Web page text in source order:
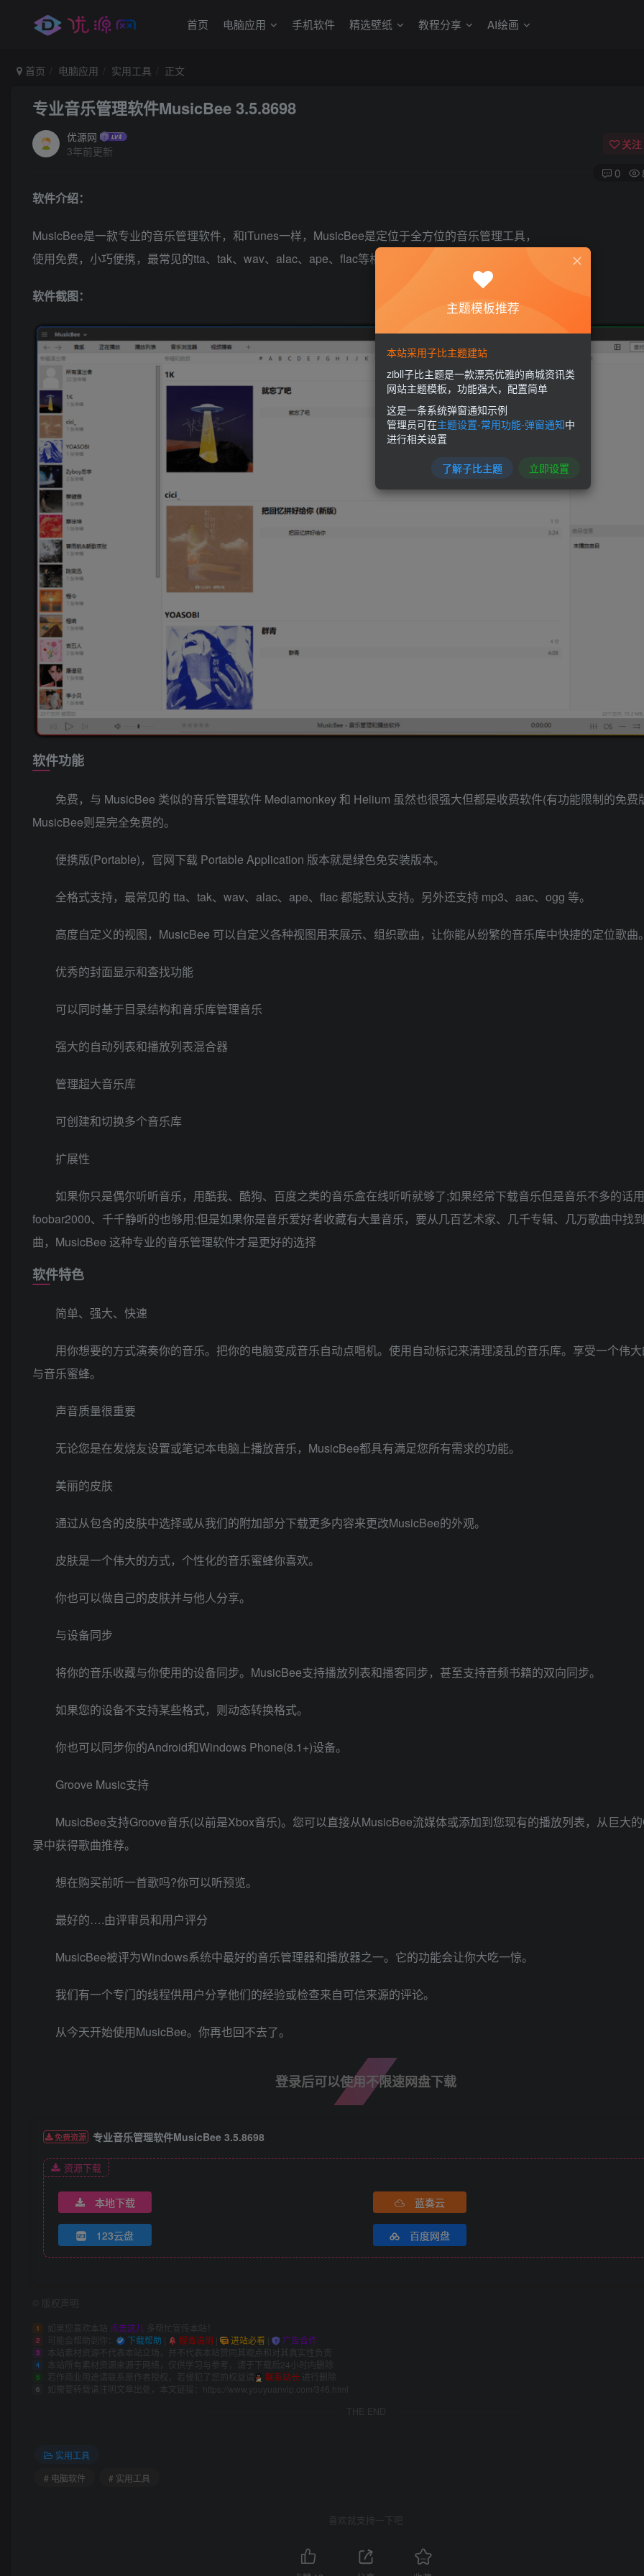
首页 电脑应用 手机软件 精选壁纸 教程分享 AI绘画
首页 电脑应用 实用工具 正文
专业音乐管理软件MusicBee 3.5.8698
优源网
3年前更新
关注
0
软件介绍：
MusicBee是一款专业的音乐管理软件，和iTunes一样，MusicBee是定位于全方位的音乐管理工具，
使用免费，小巧便携，最常见的tta、tak、wav、alac、ape、flac等格式都能默认支持。
软件截图：
软件功能
免费，与 MusicBee 类似的音乐管理软件 Mediamonkey 和 Helium 虽然也很强大但都是收费软件(有功能限制的免费
MusicBee则是完全免费的。
便携版(Portable)，官网下载 Portable Application 版本就是绿色免安装版本。
全格式支持，最常见的 tta、tak、wav、alac、ape、flac 都能默认支持。另外还支持 mp3、aac、ogg 等。
高度自定义的视图，MusicBee 可以自定义各种视图用来展示、组织歌曲，让你能从纷繁的音乐库中快捷的定位歌曲。
优秀的封面显示和查找功能
可以同时基于目录结构和音乐库管理音乐
强大的自动列表和播放列表混合器
管理超大音乐库
可创建和切换多个音乐库
扩展性
如果你只是偶尔听听音乐，用酷我、酷狗、百度之类的音乐盒在线听听就够了;如果经常下载音乐但是音乐不多的话用
foobar2000、千千静听的也够用;但是如果你是音乐爱好者收藏有大量音乐，要从几百艺术家、几千专辑、几万歌曲中找
曲，MusicBee 这种专业的音乐管理软件才是更好的选择
软件特色
简单、强大、快速
用你想要的方式演奏你的音乐。把你的电脑变成音乐自动点唱机。使用自动标记来清理凌乱的音乐库。享受一个伟
与音乐蜜蜂。
声音质量很重要
无论您是在发烧友设置或笔记本电脑上播放音乐，MusicBee都具有满足您所有需求的功能。
美丽的皮肤
通过从包含的皮肤中选择或从我们的附加部分下载更多内容来更改MusicBee的外观。
皮肤是一个伟大的方式，个性化的音乐蜜蜂你喜欢。
你也可以做自己的皮肤并与他人分享。
与设备同步
将你的音乐收藏与你使用的设备同步。MusicBee支持播放列表和播客同步，甚至支持音频书籍的双向同步。
如果您的设备不支持某些格式，则动态转换格式。
你也可以同步你的Android和Windows Phone(8.1+)设备。
Groove Music支持
MusicBee支持Groove音乐(以前是Xbox音乐)。您可以直接从MusicBee流媒体或添加到您现有的播放列表，从巨大的
录中获得歌曲推荐。
想在购买前听一首歌吗?你可以听预览。
最好的….由评审员和用户评分
MusicBee被评为Windows系统中最好的音乐管理器和播放器之一。它的功能会让你大吃一惊。
我们有一个专门的线程供用户分享他们的经验或检查来自可信来源的评论。
从今天开始使用MusicBee。你再也回不去了。
登录后可以使用不限速网盘下载
免费资源 专业音乐管理软件MusicBee 3.5.8698
资源下载
本地下载 蓝奏云
123云盘 百度网盘
版权声明
1 如果您喜欢本站 点击这儿 多帮忙宣传本站！
2 可能会帮助到你： 下载帮助 报毒说明 | 进站必看 | 广告合作
3 本站素材资源不代表本站立场，并不代表本站赞同其观点和对其真实性负责
4 本站所有素材资源来源于网络，仅供学习与参考，请于下载后24小时内删除
5 若作商业用途请联系原作者授权，若侵犯了您的权益请 联系站长 进行删除
6 如需要转载请注明文章出处，本文链接： https://www.youyuanvip.com/346.html
THE END
实用工具
# 电脑软件
# 实用工具
喜欢就支持一下吧
主题模板推荐
本站采用子比主题建站
zibll子比主题是一款漂亮优雅的商城资讯类
网站主题模板，功能强大，配置简单
这是一条系统弹窗通知示例
管理员可在主题设置-常用功能-弹窗通知中
进行相关设置
了解子比主题 立即设置